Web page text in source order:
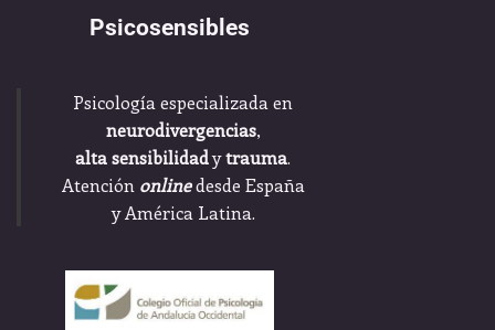
Psicosensibles
Psicología especializada en
neurodivergencias,
alta sensibilidadytrauma.
Atención onlinedesde España
y América Latina.